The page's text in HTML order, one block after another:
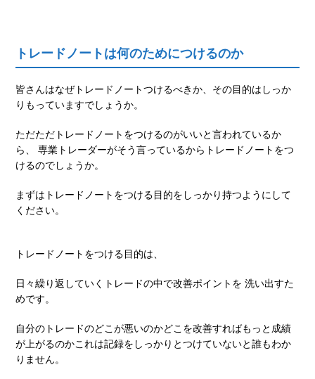
トレードノートは何のためにつけるのか
皆さんはなぜトレードノートつけるべきか、その目的はしっか
りもっていますでしょうか。
ただただトレードノートをつけるのがいいと言われているか
ら、 専業トレーダーがそう言っているからトレードノートをつ
けるのでしょうか。
まずはトレードノートをつける目的をしっかり持つようにして
ください。
トレードノートをつける目的は、
日々繰り返していくトレードの中で改善ポイントを 洗い出すた
めです。
自分のトレードのどこが悪いのかどこを改善すればもっと成績
が上がるのかこれは記録をしっかりとつけていないと誰もわか
りません。